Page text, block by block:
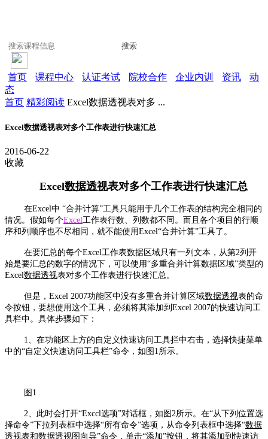
搜索
首页 课程中心 认证考试 院校合作 企业内训 资讯
动
态
首页 精彩阅读 Excel数据透视表对多 ...
Excel数据透视表对多个工作表进行快速汇总
2016-06-22
收藏
Excel数据透视表对多个工作表进行快速汇总
在Excel中 “合并计算”工具只能用于几个工作表的结构完全相同的
情况。假如每个Excel工作表行数、列数都不同。而且各个项目的行顺
序和列顺序也不尽相同，就不能使用Excel“合并计算”工具了。
在要汇总的每个Excel工作表数据区域只有一列文本，从第2列开
始是要汇总的数字的情况下，可以使用“多重合并计算数据区域”类型的
Excel数据透视表对多个工作表进行快速汇总。
但是，Excel 2007功能区中没有多重合并计算区域数据透视表的命
令按钮，要想使用这个工具，必须将其添加到Excel 2007的快速访问工
具栏中。具体步骤如下：
1、在功能区上方的自定义快速访问工具拦中右击，选择快捷菜单
中的“自定义快速访问工具栏”命令，如图1所示。
图1
2、此时会打开“Exccl选项”对话框，如图2所示。在“从下列位置选
择命令”下拉列表框中选择“所有命令”选项，从命令列表框中选择“数据
透视表和数据透视图向导”命令，单击“添加”按钮，将其添加到快速访